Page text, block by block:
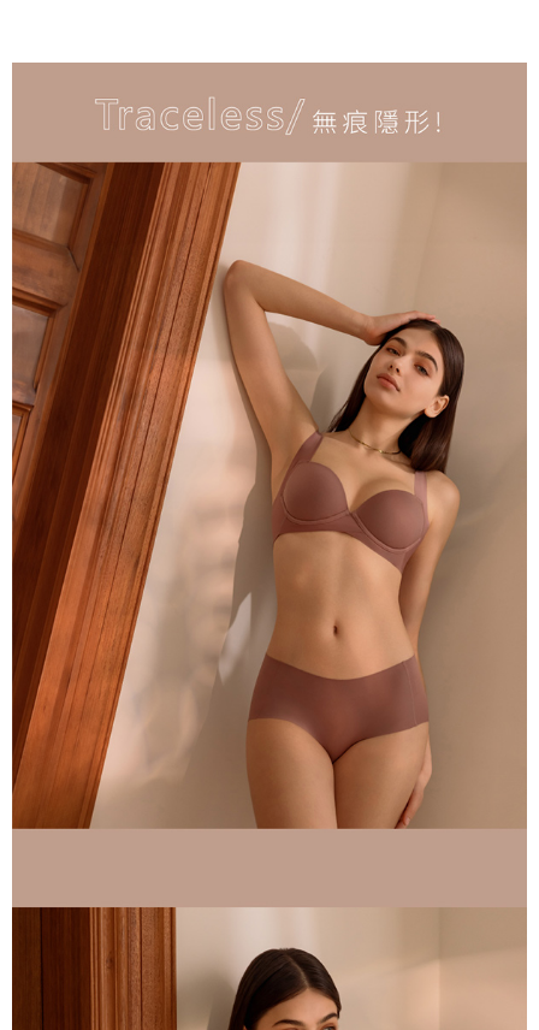
易，需依本服務之必要範圍內提供個人資料，並將交易相關給付款項請求債
２．關於個人資料處理事宜，請瀏覽以下網址：
https://aftee.tw/terms/#terms3
「AFTEE先享後付」，若未經同意申辦者引起之損失，本公司不負相關責
４．使用「AFTEE先享後付」時，將依據個別帳號之用戶狀況，依本公司即
時審查核予不同之上限額度；若仍有額度不足之情形，本公司將視審查結果
請求用戶進行身份認證。
５．嚴禁一人註冊多個帳號或使用他人資訊註冊。若發現惡意使用之情形，
恩沛科技股份有限公司將有權停止該用戶之使用額度並採取法律行動。
每筆NT$90，滿NT$1,000(含以上)免運費
宅配
每筆NT$90，滿NT$1,000(含以上)免運費
離島宅配
每筆NT$150，滿NT$2,000(含以上)免運費
海外宅配 (訂單成立後，請主動於2天內與線上客服核對收
件資料，逾期未確認訂單將自動取消)